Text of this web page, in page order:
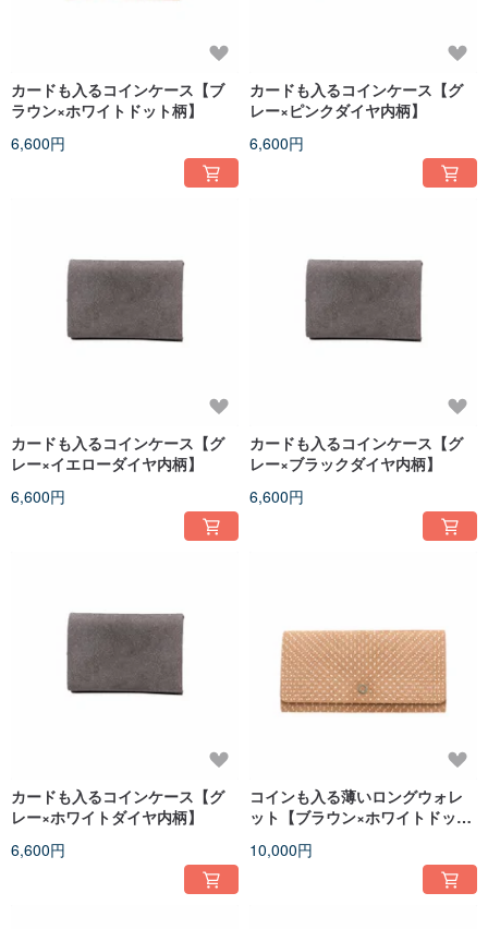
カードも入るコインケース【ブ
ラウン×ホワイトドット柄】
6,600円
カードも入るコインケース【グ
レー×ピンクダイヤ内柄】
6,600円
カードも入るコインケース【グ
レー×イエローダイヤ内柄】
6,600円
カードも入るコインケース【グ
レー×ブラックダイヤ内柄】
6,600円
カードも入るコインケース【グ
レー×ホワイトダイヤ内柄】
6,600円
コインも入る薄いロングウォレ
ット【ブラウン×ホワイトドッ
10,000円